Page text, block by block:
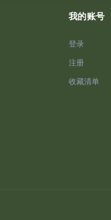
我的账号
登录
注册
收藏清单